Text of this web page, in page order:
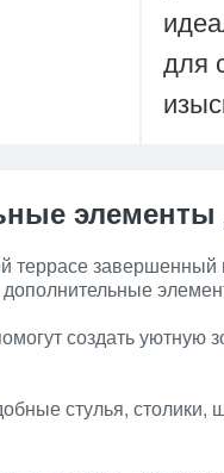
для
элементы
террасе
создать уютную
стулья, столики,